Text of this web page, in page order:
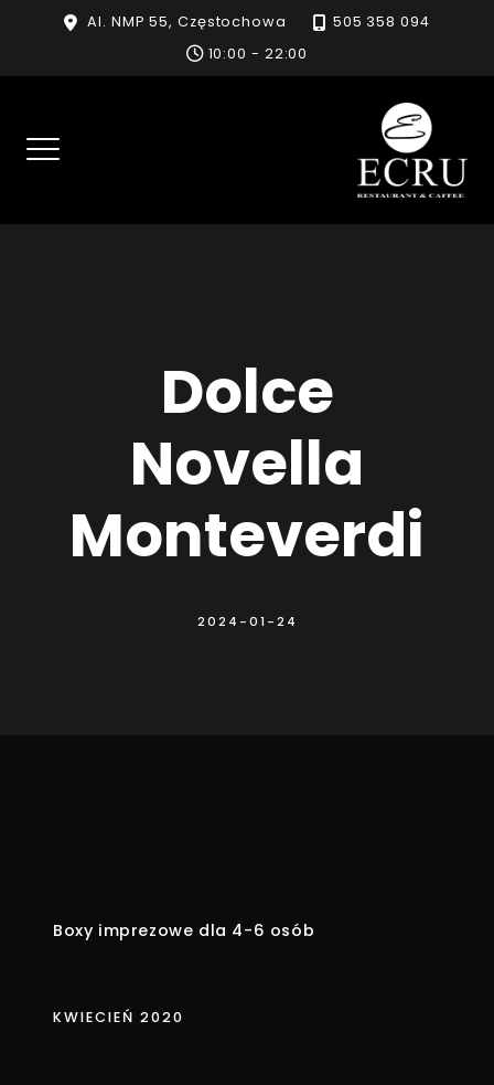
content
Al. NMP 55, Częstochowa
505 358 094
10:00 - 22:00
Dolce
Novella
Monteverdi
2024-01-24
Boxy imprezowe dla 4-6 osób
KWIECIEŃ 2020